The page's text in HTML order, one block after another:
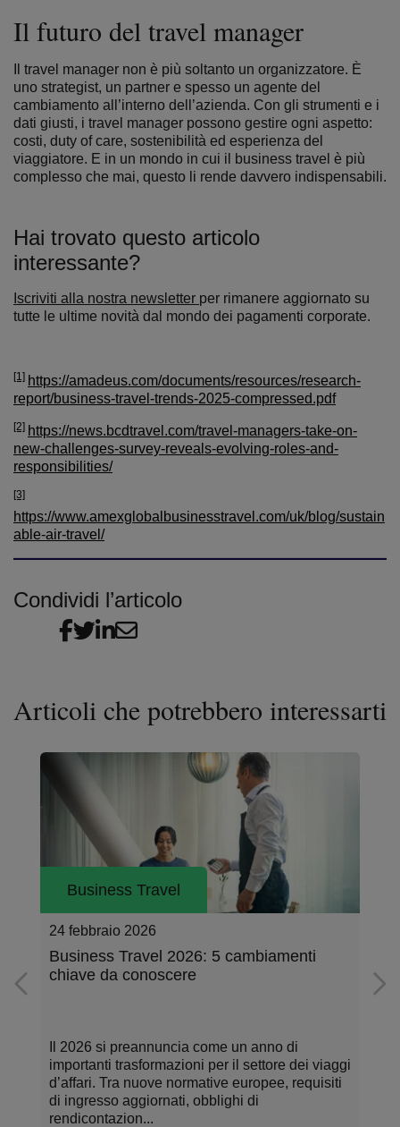
Il futuro del travel manager
Il travel manager non è più soltanto un organizzatore. È
uno strategist, un partner e spesso un agente del
cambiamento all’interno dell’azienda. Con gli strumenti e i
dati giusti, i travel manager possono gestire ogni aspetto:
costi, duty of care, sostenibilità ed esperienza del
viaggiatore. E in un mondo in cui il business travel è più
complesso che mai, questo li rende davvero indispensabili.
Hai trovato questo articolo
interessante?
Iscriviti alla nostra newsletter per rimanere aggiornato su
tutte le ultime novità dal mondo dei pagamenti corporate.
[1] https://amadeus.com/documents/resources/research-
report/business-travel-trends-2025-compressed.pdf
[2] https://news.bcdtravel.com/travel-managers-take-on-
new-challenges-survey-reveals-evolving-roles-and-
responsibilities/
[3]
https://www.amexglobalbusinesstravel.com/uk/blog/sustain
able-air-travel/
Condividi l’articolo
Articoli che potrebbero interessarti
Business Travel
16 febbraio 2024
Business Travel Trend per il 2024
Il 2024 sarà un anno di conferme ma anche di
cambiamenti per il mercato dei viaggi d’affari.
Secondo le stime di GBTA, Global Business
Travel Association, la spesa per i viaggi d’affari
a li...